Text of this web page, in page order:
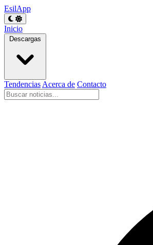
EsilApp
Inicio
Descargas
Tendencias Acerca de Contacto